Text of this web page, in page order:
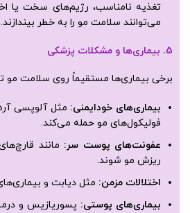
تغذیه نامناسب، رژیم‌های سخت یا
می‌توانند سلامت مو را به خطر بیندازند.
5. بیماری‌ها و مشکلات پزشکی
برخی بیماری‌ها مستقیماً روی سلامت مو
بیماری‌های خودایمنی: مثل آلوپسی
فولیکول‌های مو حمله می‌کند.
عفونت‌های پوست سر: مانند
ریزش مو شوند.
اختلالات مزمن: مثل دیابت و
بیماری‌های پوستی: پسوریازیس و